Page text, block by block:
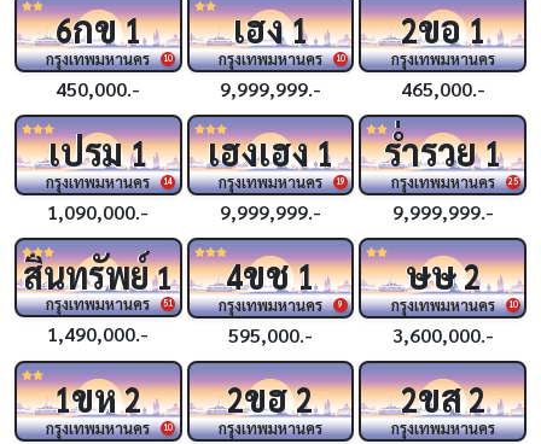
10
6กข1
กรุงเทพมหานคร
450,000.-
10
เฮง1
กรุงเทพมหานคร
9,999,999.-
2ขอ1
กรุงเทพมหานคร
465,000.-
14
เปรม1
กรุงเทพมหานคร
1,090,000.-
19
เฮงเฮง1
กรุงเทพมหานคร
9,999,999.-
25
ร่ำรวย1
กรุงเทพมหานคร
9,999,999.-
51
สินทรัพย์1
กรุงเทพมหานคร
1,490,000.-
9
4ขช1
กรุงเทพมหานคร
595,000.-
10
ษษ2
กรุงเทพมหานคร
3,600,000.-
10
1ขห2
กรุงเทพมหานคร
2ขฮ2
กรุงเทพมหานคร
2ขส2
กรุงเทพมหานคร